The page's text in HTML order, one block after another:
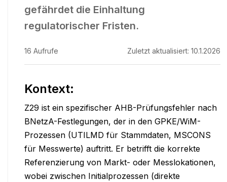
gefährdet die Einhaltung
regulatorischer Fristen.
16 Aufrufe Zuletzt aktualisiert: 10.1.2026
Kontext:
Z29 ist ein spezifischer AHB-Prüfungsfehler nach
BNetzA-Festlegungen, der in den GPKE/WiM-
Prozessen (UTILMD für Stammdaten, MSCONS
für Messwerte) auftritt. Er betrifft die korrekte
Referenzierung von Markt- oder Messlokationen,
wobei zwischen Initialprozessen (direkte